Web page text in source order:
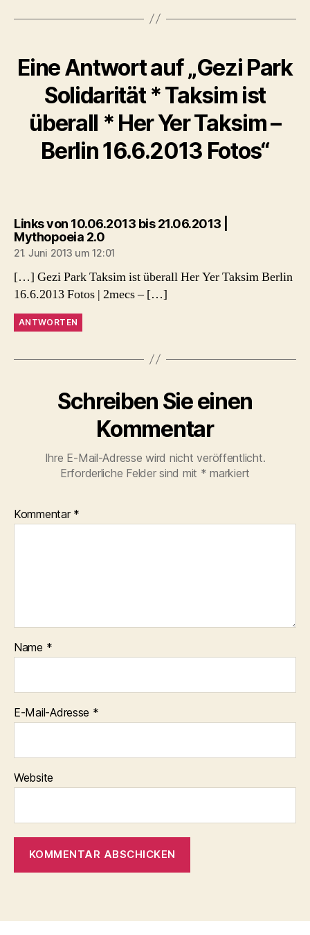
Eine Antwort auf „Gezi Park
Solidarität * Taksim ist
überall * Her Yer Taksim –
Berlin 16.6.2013 Fotos“
Links von 10.06.2013 bis 21.06.2013 |
Mythopoeia 2.0sagt:
21. Juni 2013 um 12:01
[…] Gezi Park Taksim ist überall Her Yer Taksim Berlin
16.6.2013 Fotos | 2mecs – […]
ANTWORTEN
Schreiben Sie einen
Kommentar
Ihre E-Mail-Adresse wird nicht veröffentlicht.
Erforderliche Felder sind mit * markiert
Kommentar *
Name *
E-Mail-Adresse *
Website